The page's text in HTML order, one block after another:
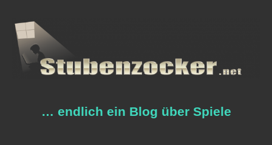
Inhalt
springen
… endlich ein Blog über Spiele